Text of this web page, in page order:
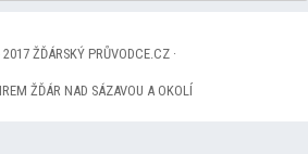
ŽĎÁRSKÝ PRŮVODCE.CZ ·
ŽĎÁR NAD SÁZAVOU A OKOLÍ